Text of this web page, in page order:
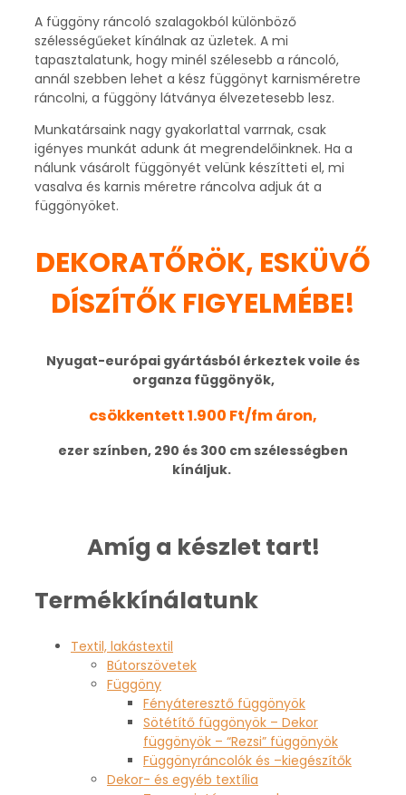
A függöny ráncoló szalagokból különböző
szélességűeket kínálnak az üzletek. A mi
tapasztalatunk, hogy minél szélesebb a ráncoló,
annál szebben lehet a kész függönyt karnisméretre
ráncolni, a függöny látványa élvezetesebb lesz.
Munkatársaink nagy gyakorlattal varrnak, csak
igényes munkát adunk át megrendelőinknek. Ha a
nálunk vásárolt függönyét velünk készítteti el, mi
vasalva és karnis méretre ráncolva adjuk át a
függönyöket.
DEKORATŐRÖK, ESKÜVŐ
DÍSZÍTŐK FIGYELMÉBE!
Nyugat-európai gyártásból érkeztek voile és
organza függönyök,
csökkentett 1.900 Ft/fm áron,
ezer színben, 290 és 300 cm szélességben
kínáljuk.
Amíg a készlet tart!
Termékkínálatunk
Textil, lakástextil
Bútorszövetek
Függöny
Fényáteresztő függönyök
Sötétítő függönyök – Dekor
függönyök – “Rezsi” függönyök
Függönyráncolók és –kiegészítők
Dekor- és egyéb textília